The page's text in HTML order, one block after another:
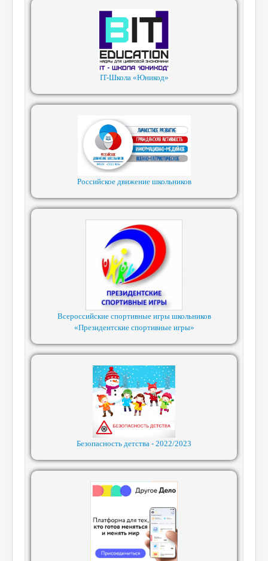
IT-Школа «Юникод»
Российское движение школьников
Всероссийские спортивные игры школьников
«Президентские спортивные игры»
Безопасность детства - 2022/2023